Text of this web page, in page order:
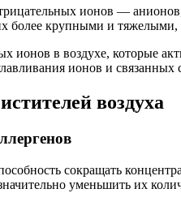
ионов —
более крупными и
ионов в воздухе, которые
ионов и
воздуха
сокращать
уменьшить их